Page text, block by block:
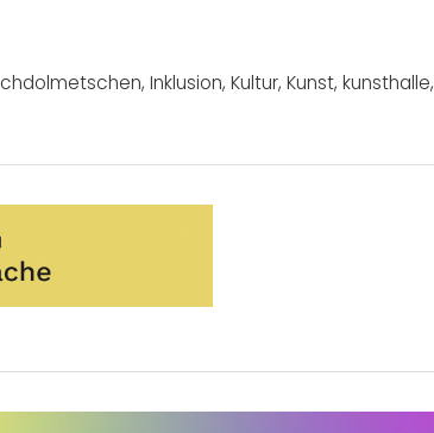
, Inklusion, Kultur, Kunst, kunsthalle,